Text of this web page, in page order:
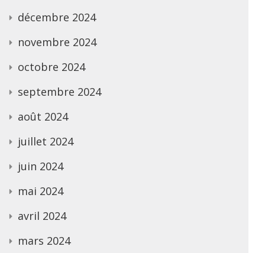
décembre 2024
novembre 2024
octobre 2024
septembre 2024
août 2024
juillet 2024
juin 2024
mai 2024
avril 2024
mars 2024